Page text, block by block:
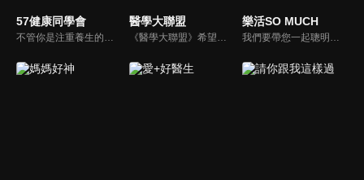
57健康同學會 醫學大聯盟 樂活SO MUCH